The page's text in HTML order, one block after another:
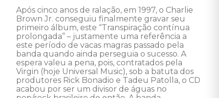
Após cinco anos de ralação, em 1997, o Charlie
Brown Jr. conseguiu finalmente gravar seu
primeiro álbum, este “Transpiração contínua
prolongada” – justamente uma referência a
este período de vacas magras passado pela
banda quando ainda perseguia o sucesso. A
espera valeu a pena, pois, contratados pela
Virgin (hoje Universal Music), sob a batuta dos
produtores Rick Bonadio e Tadeu Patolla, o CD
acabou por ser um divisor de águas no